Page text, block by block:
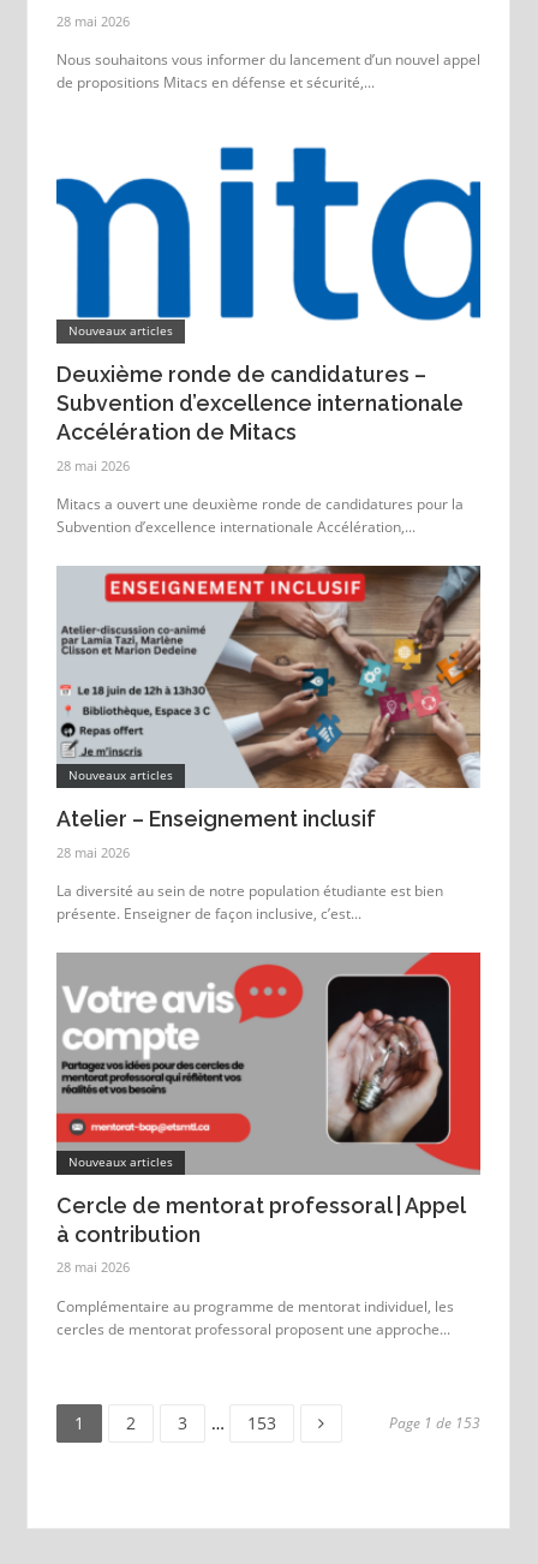
28 mai 2026
Nous souhaitons vous informer du lancement d’un nouvel appel
de propositions Mitacs en défense et sécurité,...
Nouveaux articles
Deuxième ronde de candidatures –
Subvention d’excellence internationale
Accélération de Mitacs
28 mai 2026
Mitacs a ouvert une deuxième ronde de candidatures pour la
Subvention d’excellence internationale Accélération,...
Nouveaux articles
Atelier – Enseignement inclusif
28 mai 2026
La diversité au sein de notre population étudiante est bien
présente. Enseigner de façon inclusive, c’est...
Nouveaux articles
Cercle de mentorat professoral | Appel
à contribution
28 mai 2026
Complémentaire au programme de mentorat individuel, les
cercles de mentorat professoral proposent une approche...
Page
1 Page
2 Page
3 … Page
153 Page 1 de 153